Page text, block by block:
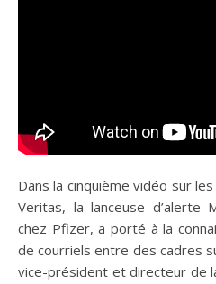
Dans la cinquième vidéo sur
Veritas, la lanceuse d’alerte
chez Pfizer, a porté à la
de courriels entre des cadres
vice-président et directeur de